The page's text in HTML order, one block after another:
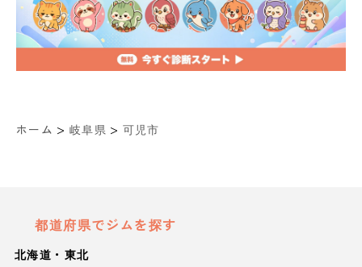
ホーム > 岐阜県 > 可児市
都道府県でジムを探す
北海道・東北